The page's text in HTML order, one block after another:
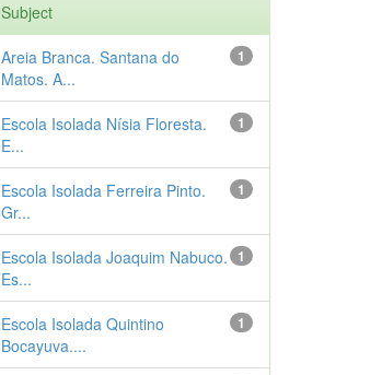
Subject
1
Areia Branca. Santana do
Matos. A...
1
Escola Isolada Nísia Floresta.
E...
1
Escola Isolada Ferreira Pinto.
Gr...
1
Escola Isolada Joaquim Nabuco.
Es...
1
Escola Isolada Quintino
Bocayuva....